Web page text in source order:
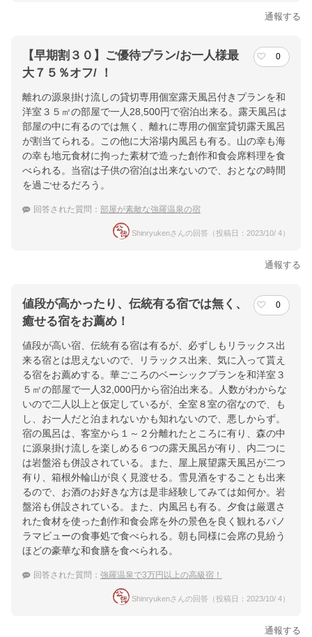
通報する
【早期割３０】ご優待プラン/お一人様最
大７５％オフ/ ！
0
離れの源泉掛け流しの貸切専用個室露天風呂付きプランを和
洋室３５㎡の部屋で一人28,500円で宿泊出来る。露天風呂は
部屋の中に有るのでは無く、離れに専用の個室貸切露天風呂
が割当てられる。この他に大浴場内風呂も有る。山の幸も海
の幸も地元食材に拘った素材で造った創作和食会席料理を食
べられる。当宿は子供の宿泊は出来ないので、おとなの時間
を過ごせるだろう。
回答された質問： 部屋が素敵な強羅温泉の宿
Shinryukenさんの回答（投稿日：2023/10/ 4）
通報する
値段が高かったり、伝統有る宿では無く、
癒せる宿をお薦め！
0
値段が高い宿、伝統有る宿は有るが、必ずしもリラックス出
来る宿とは思えないので、リラックス出来、気に入って貰え
る宿をお薦めする。華ごころのベーシックプランを和洋室３
５㎡の部屋で一人32,000円から宿泊出来る。人数がわからな
いので二人以上と仮定しているが、全室８室の宿なので、も
し、お一人だと泊まれないかも知れないので、悪しからず。
宿の風呂は、客室から１～２分離れたところに有り、森の中
に源泉掛け流しを楽しめる６つの露天風呂が有り、内二つに
は岩盤浴も併設されている。また、屋上展望露天風呂が二つ
有り、箱根外輪山が良く見渡せる。雪見酒をすることも出来
るので、お酒のお好きな方は是非経験してみては如何か。岩
盤浴も併設されている。また、内風呂も有る。夕食は厳選さ
れた食材を使った創作和食会席を外の景色を良く観れるパノ
ラマビューの食事処で食べられる。朝も同様に会席の見紛う
ほどの豪華な和食膳を食べられる。
回答された質問： 強羅温泉で3万円以上の高級宿！
Shinryukenさんの回答（投稿日：2023/10/ 4）
通報する